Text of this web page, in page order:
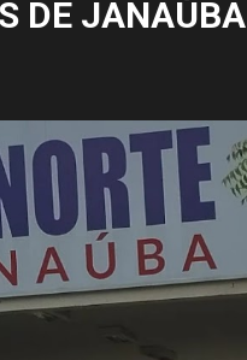
DE JANAÚBA